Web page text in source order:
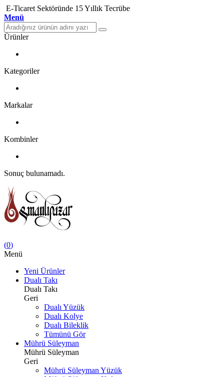
E-Ticaret Sektöründe 15 Yıllık Tecrübe
Menü
Ürünler
Kategoriler
Markalar
Kombinler
Sonuç bulunamadı.
(0)
Menü
Yeni Ürünler
Dualı Takı
Dualı Takı
Geri
Dualı Yüzük
Dualı Kolye
Dualı Bileklik
Tümünü Gör
Mührü Süleyman
Mührü Süleyman
Geri
Mührü Süleyman Yüzük